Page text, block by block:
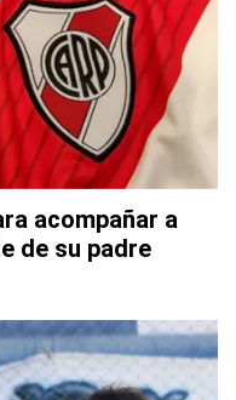
acompañar a
de su padre